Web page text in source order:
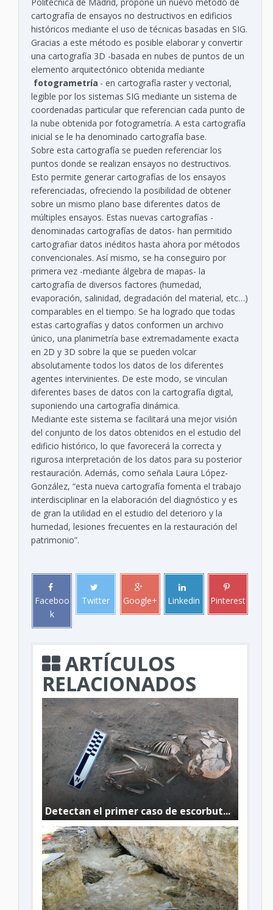
cartografía de ensayos no destructivos en edificios
históricos mediante el uso de técnicas basadas en SIG.
Gracias a este método es posible elaborar y convertir
una cartografía 3D -basada en nubes de puntos de un
elemento arquitectónico obtenida mediante
fotogrametría - en cartografía raster y vectorial,
legible por los sistemas SIG mediante un sistema de
coordenadas particular que referencian cada punto de
la nube obtenida por fotogrametría. A esta cartografía
inicial se le ha denominado cartografía base.
Sobre esta cartografía se pueden referenciar los
puntos donde se realizan ensayos no destructivos.
Esto permite generar cartografías de los ensayos
referenciadas, ofreciendo la posibilidad de obtener
sobre un mismo plano base diferentes datos de
múltiples ensayos. Estas nuevas cartografías -
denominadas cartografías de datos- han permitido
cartografiar datos inéditos hasta ahora por métodos
convencionales. Así mismo, se ha conseguiro por
primera vez -mediante álgebra de mapas- la
cartografía de diversos factores (humedad,
evaporación, salinidad, degradación del material, etc…)
comparables en el tiempo. Se ha logrado que todas
estas cartografías y datos conformen un archivo
único, una planimetría base extremadamente exacta
en 2D y 3D sobre la que se pueden volcar
absolutamente todos los datos de los diferentes
agentes intervinientes. De este modo, se vinculan
diferentes bases de datos con la cartografía digital,
suponiendo una cartografía dinámica.
Mediante este sistema se facilitará una mejor visión
del conjunto de los datos obtenidos en el estudio del
edificio histórico, lo que favorecerá la correcta y
rigurosa interpretación de los datos para su posterior
restauración. Además, como señala Laura López-
González, “esta nueva cartografía fomenta el trabajo
interdisciplinar en la elaboración del diagnóstico y es
de gran la utilidad en el estudio del deterioro y la
humedad, lesiones frecuentes en la restauración del
patrimonio”.
Faceboo
k
Twitter Google+ Linkedin Pinterest
ARTÍCULOS
RELACIONADOS
Detectan el primer caso de escorbut...